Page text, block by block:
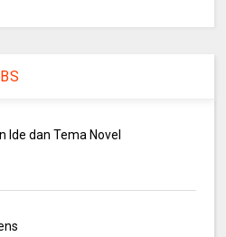
Ide dan Tema Novel